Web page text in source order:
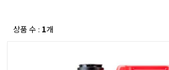
상품 수 : 1개